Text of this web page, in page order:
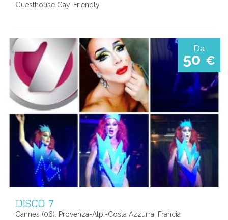
Guesthouse Gay-Friendly
Da
50 €
DISCO 7
Cannes (06), Provenza-Alpi-Costa Azzurra, Francia